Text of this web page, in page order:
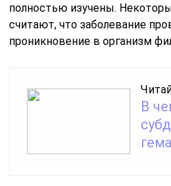
полностью изучены.
считают, что заболевание
проникновение в организм
В